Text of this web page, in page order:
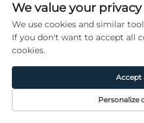
5. Quels services pouvons-
Conditions de livraison
Monnaie de paiement
Langue parlée : anglais,
Page
Produit
We value your privacy
We use cookies and similar
If you don't want to accept all
cookies.
Personalize
Accept